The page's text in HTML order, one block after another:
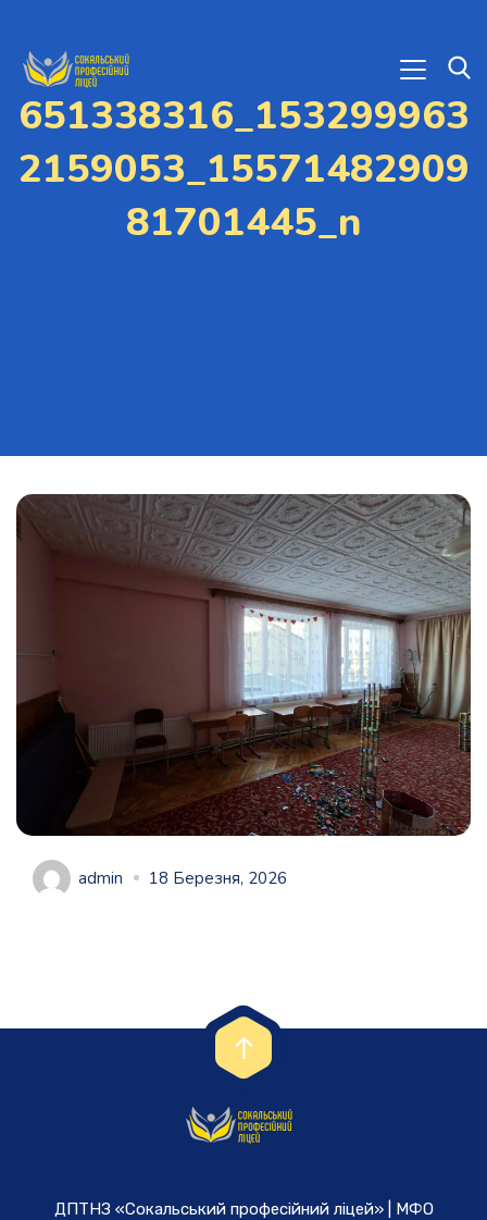
651338316_153299963
2159053_15571482909
81701445_n
admin 18 Березня, 2026
ДПТНЗ «Сокальський професійний ліцей» | МФО